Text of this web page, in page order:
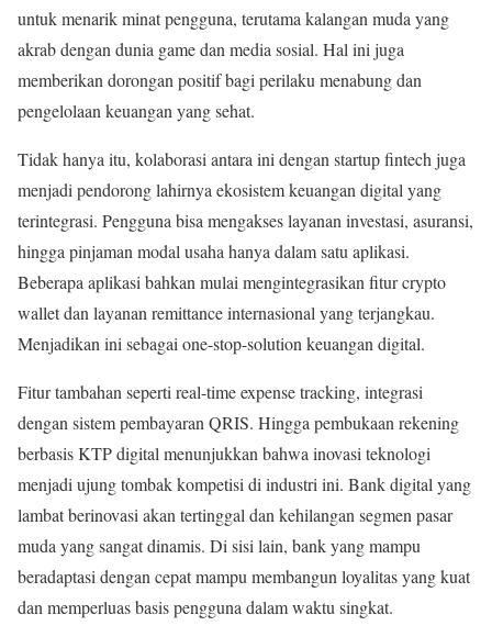
untuk menarik minat pengguna, terutama kalangan muda yang
akrab dengan dunia game dan media sosial. Hal ini juga
memberikan dorongan positif bagi perilaku menabung dan
pengelolaan keuangan yang sehat.
Tidak hanya itu, kolaborasi antara ini dengan startup fintech juga
menjadi pendorong lahirnya ekosistem keuangan digital yang
terintegrasi. Pengguna bisa mengakses layanan investasi, asuransi,
hingga pinjaman modal usaha hanya dalam satu aplikasi.
Beberapa aplikasi bahkan mulai mengintegrasikan fitur crypto
wallet dan layanan remittance internasional yang terjangkau.
Menjadikan ini sebagai one-stop-solution keuangan digital.
Fitur tambahan seperti real-time expense tracking, integrasi
dengan sistem pembayaran QRIS. Hingga pembukaan rekening
berbasis KTP digital menunjukkan bahwa inovasi teknologi
menjadi ujung tombak kompetisi di industri ini. Bank digital yang
lambat berinovasi akan tertinggal dan kehilangan segmen pasar
muda yang sangat dinamis. Di sisi lain, bank yang mampu
beradaptasi dengan cepat mampu membangun loyalitas yang kuat
dan memperluas basis pengguna dalam waktu singkat.